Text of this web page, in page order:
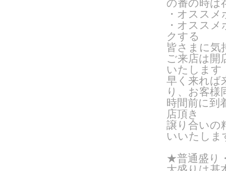
の番の時は
・オスス
・オスス
クする
皆さまに気
ご来店は開
いたします
早く来れば
り、お客様
時間前に到
店頂き
譲り合いの
いいたしま
★普通盛り